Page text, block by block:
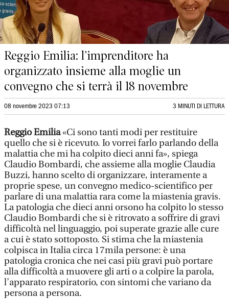
Reggio Emilia: l’imprenditore ha
organizzato insieme alla moglie un
convegno che si terrà il 18 novembre
08 novembre 2023 07:13 3 MINUTI DI LETTURA
Reggio Emilia«Ci sono tanti modi per restituire
quello che si è ricevuto. Io vorrei farlo parlando della
malattia che mi ha colpito dieci anni fa», spiega
Claudio Bombardi, che assieme alla moglie Claudia
Buzzi, hanno scelto di organizzare, interamente a
proprie spese, un convegno medico-scientifico per
parlare di una malattia rara come la miastenia gravis.
La patologia che dieci anni orsono ha colpito lo stesso
Claudio Bombardi che si è ritrovato a soffrire di gravi
difficoltà nel linguaggio, poi superate grazie alle cure
a cui è stato sottoposto. Si stima che la miastenia
colpisca in Italia circa 17mila persone: è una
patologia cronica che nei casi più gravi può portare
alla difficoltà a muovere gli arti o a colpire la parola,
l’apparato respiratorio, con sintomi che variano da
persona a persona.